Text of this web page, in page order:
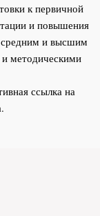
к первичной
и повышения
средним и высшим
методическими
ссылка на